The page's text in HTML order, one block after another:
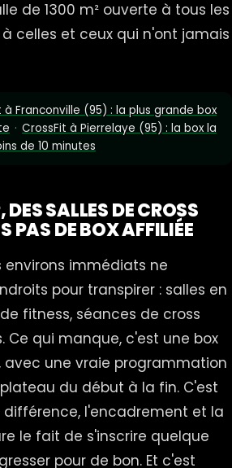
de 1300 m² ouverte à tous les
celles et ceux qui n'ont jamais
à Franconville (95) : la plus grande box
· CrossFit à Pierrelaye (95) : la box la
de 10 minutes
SALLES DE CROSS
PAS DE BOX AFFILIÉE
environs immédiats ne
pour transpirer : salles en
fitness, séances de cross
Ce qui manque, c'est une box
avec une vraie programmation
du début à la fin. C'est
l'encadrement et la
le fait de s'inscrire quelque
pour de bon. Et c'est